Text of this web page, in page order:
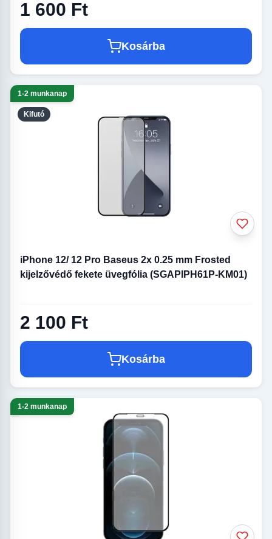
1 600 Ft
Kosárba
Kifutó
1-2 munkanap
iPhone 12/ 12 Pro Baseus 2x 0.25 mm Frosted
kijelzővédő fekete üvegfólia (SGAPIPH61P-KM01)
2 100 Ft
Kosárba
1-2 munkanap